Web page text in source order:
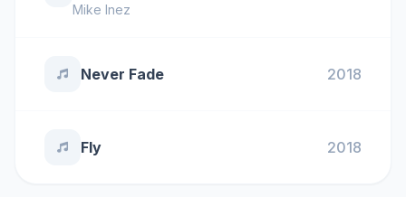
Mike Inez
Never Fade 2018
Fly 2018